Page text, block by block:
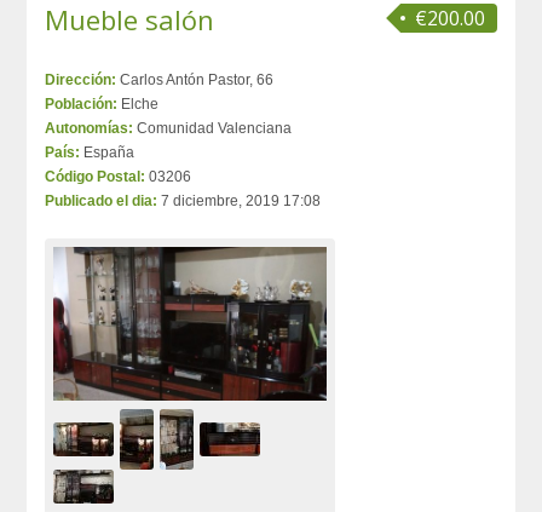
€200.00
Mueble salón
Dirección: Carlos Antón Pastor, 66
Población: Elche
Autonomías: Comunidad Valenciana
País: España
Código Postal: 03206
Publicado el dia: 7 diciembre, 2019 17:08